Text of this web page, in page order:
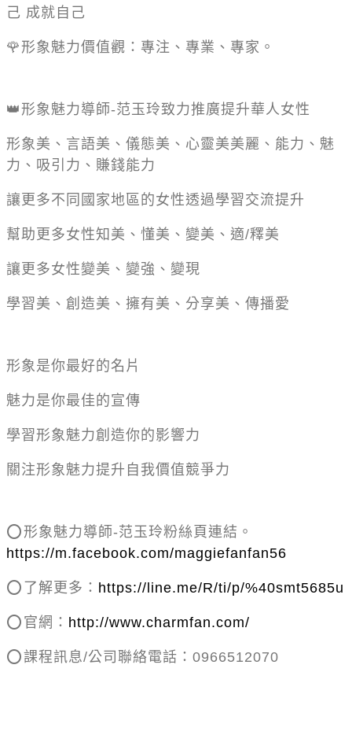
己 成就自己
🌹形象魅力價值觀：專注、專業、專家。
👑形象魅力導師-范玉玲致力推廣提升華人女性
形象美、言語美、儀態美、心靈美美麗、能力、魅
力、吸引力、賺錢能力
讓更多不同國家地區的女性透過學習交流提升
幫助更多女性知美、懂美、變美、適/釋美
讓更多女性變美、變強、變現
學習美、創造美、擁有美、分享美、傳播愛
形象是你最好的名片
魅力是你最佳的宣傳
學習形象魅力創造你的影響力
關注形象魅力提升自我價值競爭力
⭕形象魅力導師-范玉玲粉絲頁連結。
https://m.facebook.com/maggiefanfan56
⭕ 了解更多： https://line.me/R/ti/p/%40smt5685u
⭕ 官網： http://www.charmfan.com/
⭕課程訊息/公司聯絡電話： 0966512070